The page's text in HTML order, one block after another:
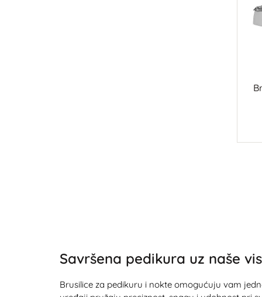
Savršena pedikura uz naše
Brusilice za pedikuru i nokte omogućuju vam